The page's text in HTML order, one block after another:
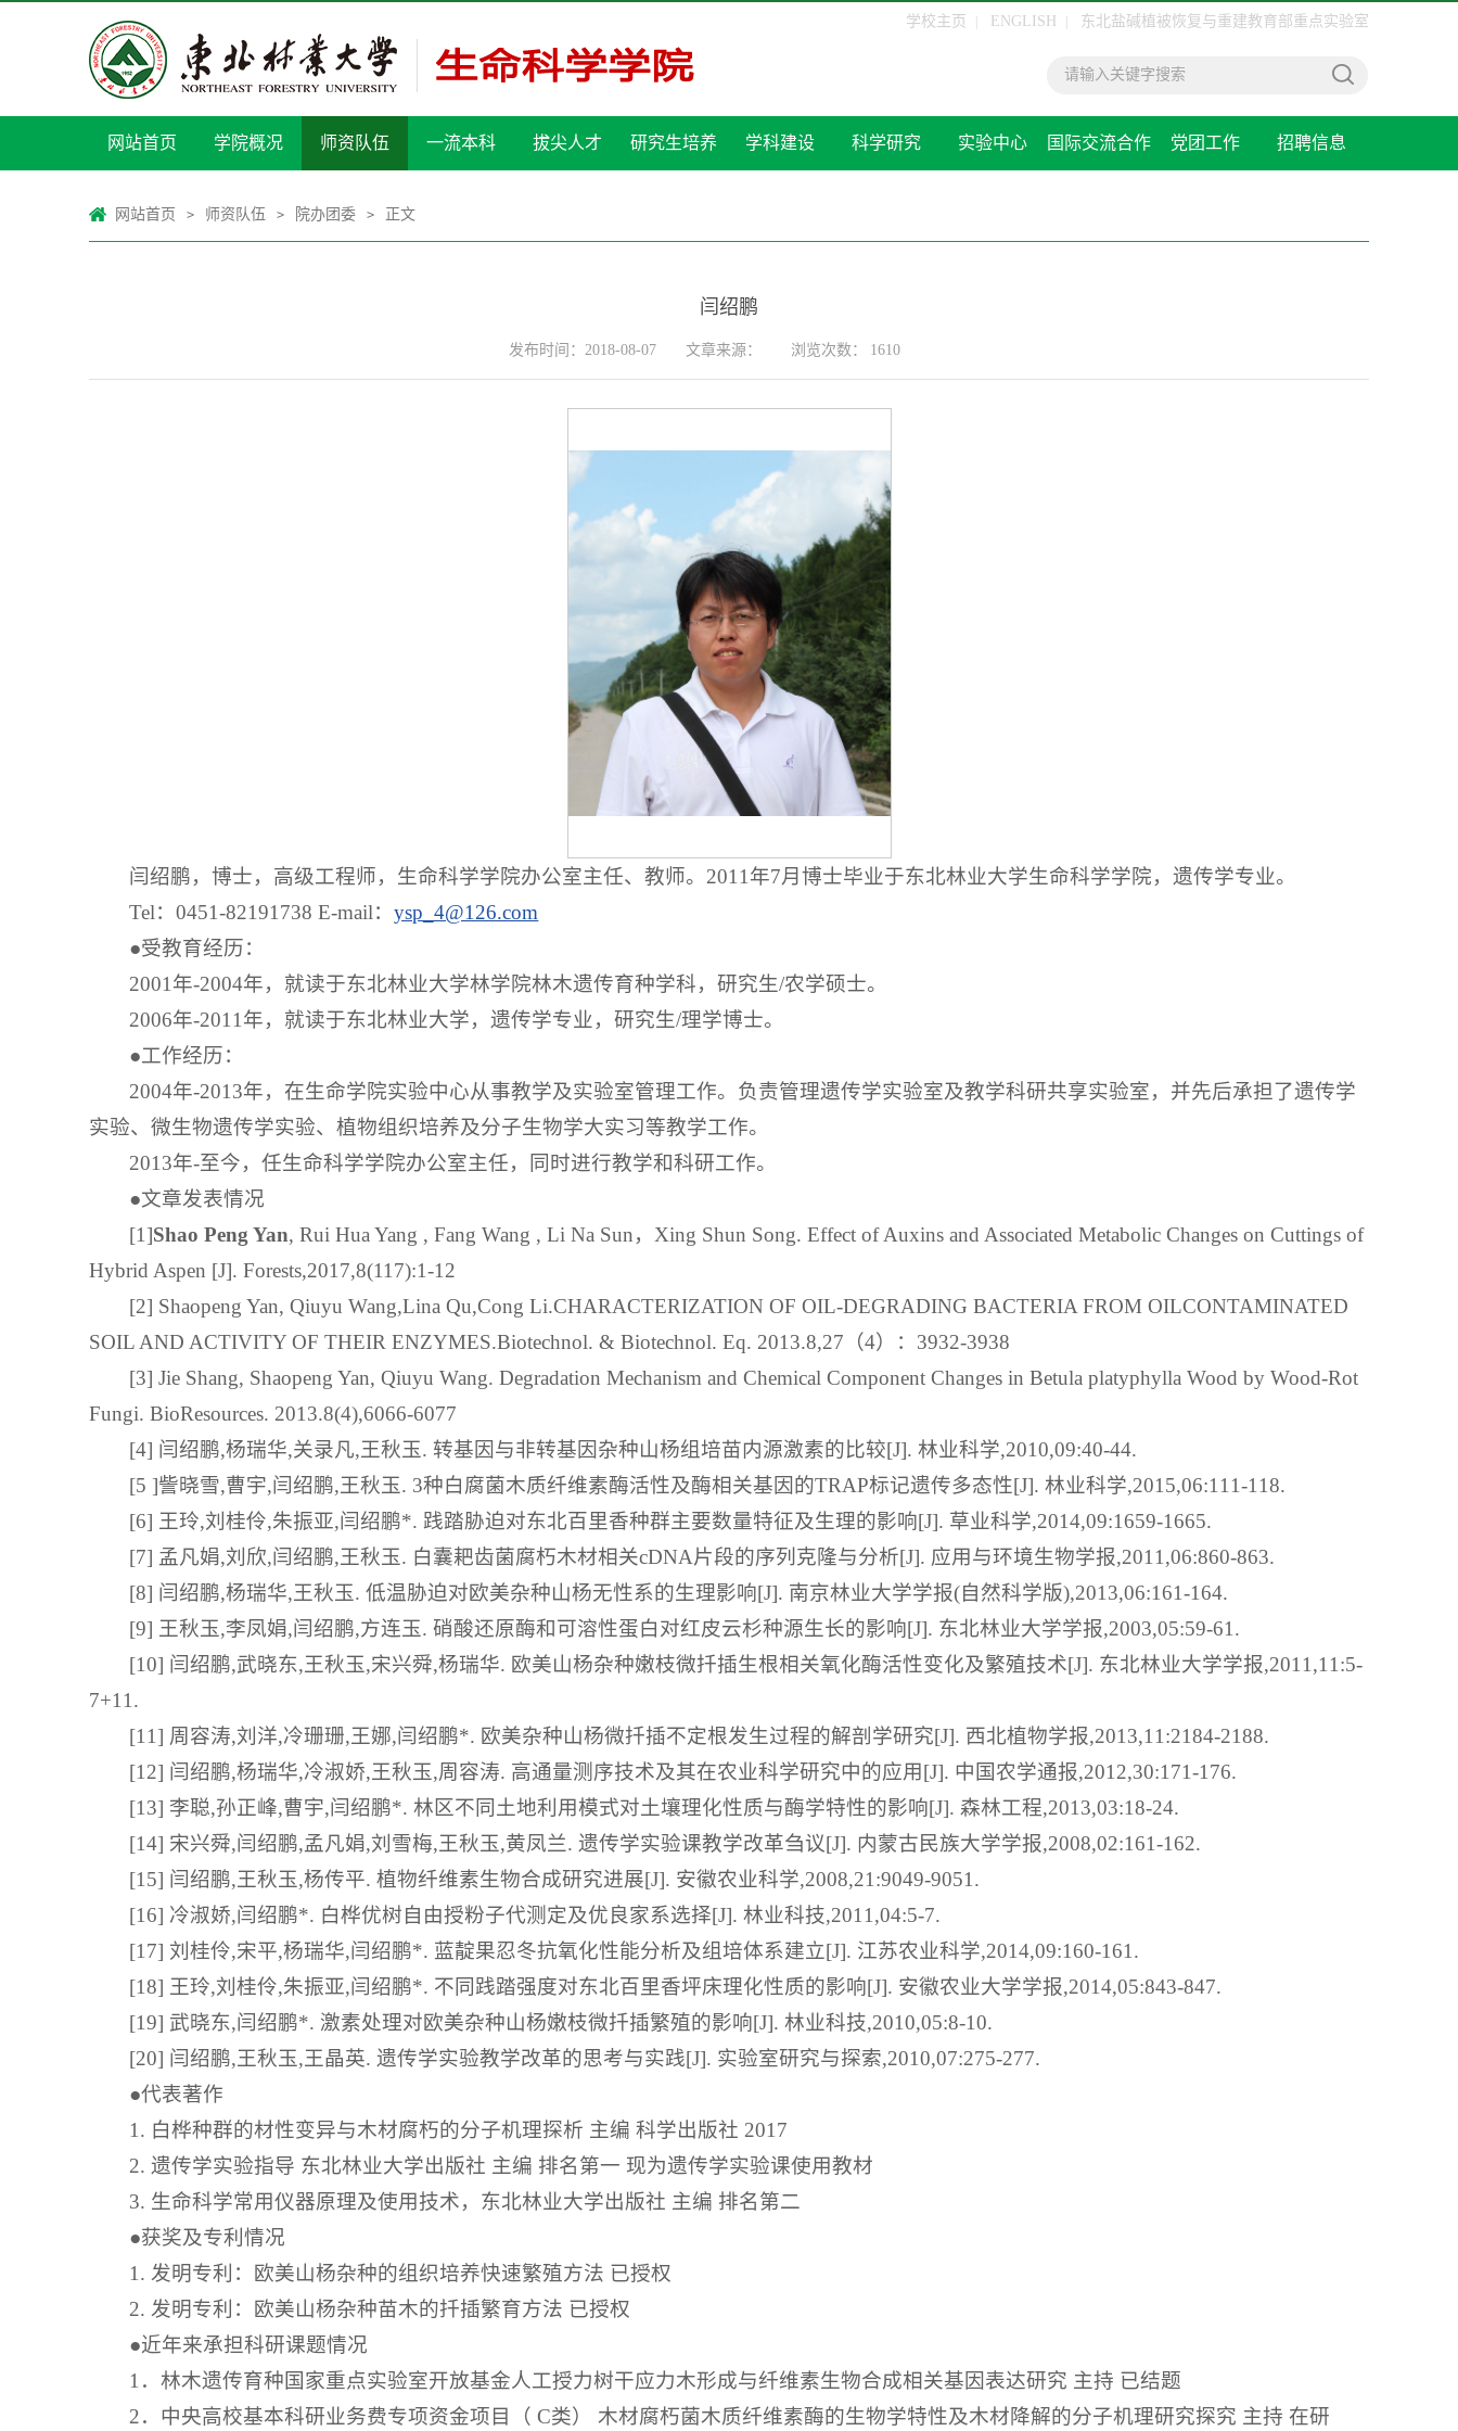
学校主页 ENGLISH 东北盐碱植被恢复与重建教育部重点实验室
网站首页 学院概况 师资队伍 一流本科 拔尖人才 研究生培养 学科建设 科学研究 实验中心 国际交流合作 党团工作 招聘信息
网站首页 > 师资队伍 > 院办团委 > 正文
闫绍鹏
发布时间：2018-08-07 文章来源： 浏览次数： 1610
闫绍鹏，博士，高级工程师，生命科学学院办公室主任、教师。2011年7月博士毕业于东北林业大学生命科学学院，遗传学专业。
Tel：0451-82191738 E-mail：ysp_4@126.com
●受教育经历：
2001年-2004年，就读于东北林业大学林学院林木遗传育种学科，研究生/农学硕士。
2006年-2011年，就读于东北林业大学，遗传学专业，研究生/理学博士。
●工作经历：
2004年-2013年，在生命学院实验中心从事教学及实验室管理工作。负责管理遗传学实验室及教学科研共享实验室，并先后承担了遗传学
实验、微生物遗传学实验、植物组织培养及分子生物学大实习等教学工作。
2013年-至今，任生命科学学院办公室主任，同时进行教学和科研工作。
●文章发表情况
[1]Shao Peng Yan, Rui Hua Yang , Fang Wang , Li Na Sun，Xing Shun Song. Effect of Auxins and Associated Metabolic Changes on Cuttings of
Hybrid Aspen [J]. Forests,2017,8(117):1-12
[2] Shaopeng Yan, Qiuyu Wang,Lina Qu,Cong Li.CHARACTERIZATION OF OIL-DEGRADING BACTERIA FROM OILCONTAMINATED
SOIL AND ACTIVITY OF THEIR ENZYMES.Biotechnol. & Biotechnol. Eq. 2013.8,27（4）：3932-3938
[3] Jie Shang, Shaopeng Yan, Qiuyu Wang. Degradation Mechanism and Chemical Component Changes in Betula platyphylla Wood by Wood-Rot
Fungi. BioResources. 2013.8(4),6066-6077
[4] 闫绍鹏,杨瑞华,关录凡,王秋玉. 转基因与非转基因杂种山杨组培苗内源激素的比较[J]. 林业科学,2010,09:40-44.
[5 ]訾晓雪,曹宇,闫绍鹏,王秋玉. 3种白腐菌木质纤维素酶活性及酶相关基因的TRAP标记遗传多态性[J]. 林业科学,2015,06:111-118.
[6] 王玲,刘桂伶,朱振亚,闫绍鹏*. 践踏胁迫对东北百里香种群主要数量特征及生理的影响[J]. 草业科学,2014,09:1659-1665.
[7] 孟凡娟,刘欣,闫绍鹏,王秋玉. 白囊耙齿菌腐朽木材相关cDNA片段的序列克隆与分析[J]. 应用与环境生物学报,2011,06:860-863.
[8] 闫绍鹏,杨瑞华,王秋玉. 低温胁迫对欧美杂种山杨无性系的生理影响[J]. 南京林业大学学报(自然科学版),2013,06:161-164.
[9] 王秋玉,李凤娟,闫绍鹏,方连玉. 硝酸还原酶和可溶性蛋白对红皮云杉种源生长的影响[J]. 东北林业大学学报,2003,05:59-61.
[10] 闫绍鹏,武晓东,王秋玉,宋兴舜,杨瑞华. 欧美山杨杂种嫩枝微扦插生根相关氧化酶活性变化及繁殖技术[J]. 东北林业大学学报,2011,11:5-
7+11.
[11] 周容涛,刘洋,冷珊珊,王娜,闫绍鹏*. 欧美杂种山杨微扦插不定根发生过程的解剖学研究[J]. 西北植物学报,2013,11:2184-2188.
[12] 闫绍鹏,杨瑞华,冷淑娇,王秋玉,周容涛. 高通量测序技术及其在农业科学研究中的应用[J]. 中国农学通报,2012,30:171-176.
[13] 李聪,孙正峰,曹宇,闫绍鹏*. 林区不同土地利用模式对土壤理化性质与酶学特性的影响[J]. 森林工程,2013,03:18-24.
[14] 宋兴舜,闫绍鹏,孟凡娟,刘雪梅,王秋玉,黄凤兰. 遗传学实验课教学改革刍议[J]. 内蒙古民族大学学报,2008,02:161-162.
[15] 闫绍鹏,王秋玉,杨传平. 植物纤维素生物合成研究进展[J]. 安徽农业科学,2008,21:9049-9051.
[16] 冷淑娇,闫绍鹏*. 白桦优树自由授粉子代测定及优良家系选择[J]. 林业科技,2011,04:5-7.
[17] 刘桂伶,宋平,杨瑞华,闫绍鹏*. 蓝靛果忍冬抗氧化性能分析及组培体系建立[J]. 江苏农业科学,2014,09:160-161.
[18] 王玲,刘桂伶,朱振亚,闫绍鹏*. 不同践踏强度对东北百里香坪床理化性质的影响[J]. 安徽农业大学学报,2014,05:843-847.
[19] 武晓东,闫绍鹏*. 激素处理对欧美杂种山杨嫩枝微扦插繁殖的影响[J]. 林业科技,2010,05:8-10.
[20] 闫绍鹏,王秋玉,王晶英. 遗传学实验教学改革的思考与实践[J]. 实验室研究与探索,2010,07:275-277.
●代表著作
1. 白桦种群的材性变异与木材腐朽的分子机理探析 主编 科学出版社 2017
2. 遗传学实验指导 东北林业大学出版社 主编 排名第一 现为遗传学实验课使用教材
3. 生命科学常用仪器原理及使用技术，东北林业大学出版社 主编 排名第二
●获奖及专利情况
1. 发明专利：欧美山杨杂种的组织培养快速繁殖方法 已授权
2. 发明专利：欧美山杨杂种苗木的扦插繁育方法 已授权
●近年来承担科研课题情况
1．林木遗传育种国家重点实验室开放基金人工授力树干应力木形成与纤维素生物合成相关基因表达研究 主持 已结题
2．中央高校基本科研业务费专项资金项目（ C类） 木材腐朽菌木质纤维素酶的生物学特性及木材降解的分子机理研究探究 主持 在研